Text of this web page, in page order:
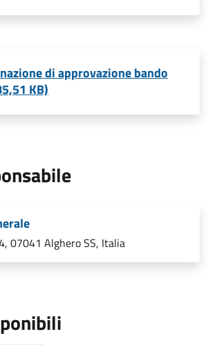
di approvazione bando
KB)
07041 Alghero SS, Italia